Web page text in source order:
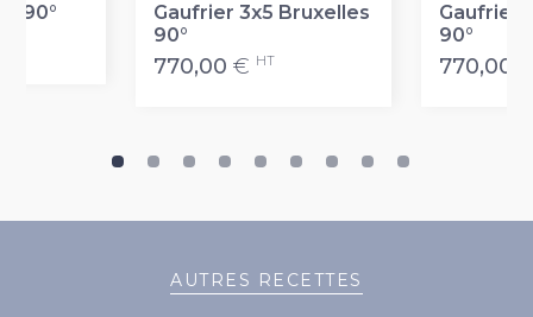
90°
Gaufrier 3x5 Bruxelles
90°
770,00 € HT
Gaufrier
90°
770,00
AUTRES RECETTES